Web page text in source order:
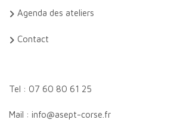
Agenda des ateliers
Contact
Tel : 07 60 80 61 25
Mail : info@asept-corse.fr